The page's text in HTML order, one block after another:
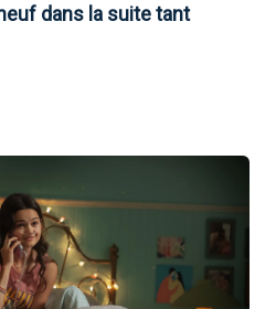
dans la suite tant